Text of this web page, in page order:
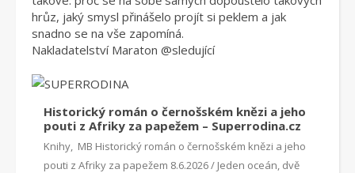
hrůz, jaký smysl přinášelo projít si peklem a jak
snadno se na vše zapomíná.
Nakladatelství Maraton @sledující
Historický román o černošském knězi a jeho
pouti z Afriky za papežem – Superrodina.cz
Knihy, MB Historický román o černošském knězi a jeho
pouti z Afriky za papežem 8.6.2026 / Jeden oceán, dvě